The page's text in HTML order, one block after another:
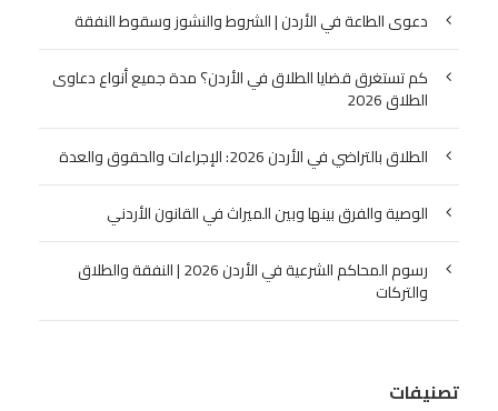
دعوى الطاعة في الأردن | الشروط والنشوز وسقوط النفقة
كم تستغرق قضايا الطلاق في الأردن؟ مدة جميع أنواع دعاوى
الطلاق 2026
الطلاق بالتراضي في الأردن 2026: الإجراءات والحقوق والعدة
الوصية والفرق بينها وبين الميراث في القانون الأردني
رسوم المحاكم الشرعية في الأردن 2026 | النفقة والطلاق
والتركات
تصنيفات